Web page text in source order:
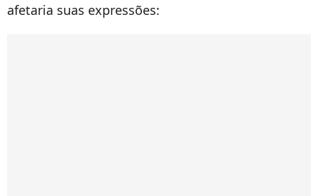
afetaria suas expressões: